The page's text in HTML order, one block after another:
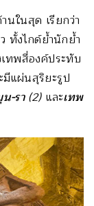
นในสุด เรียกว่า
ทั้งไกด์ย้ำนักย้ำ
ทพสี่องค์ประทับ
มีแผ่นสุริยะรูป
-รา(2) และเทพ